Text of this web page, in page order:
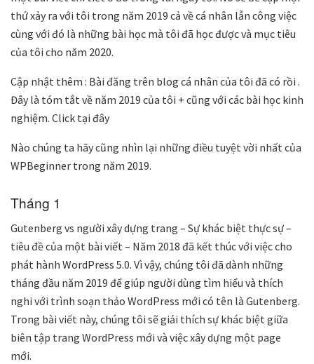
thứ xảy ra với tôi trong năm 2019 cả về cá nhân lẫn công việc
cùng với đó là những bài học mà tôi đã học được và mục tiêu
của tôi cho năm 2020.
Cập nhật thêm : Bài đăng trên blog cá nhân của tôi đã có rồi .
Đây là tóm tắt về năm 2019 của tôi + cũng với các bài học kinh
nghiệm. Click tại đây
Nào chúng ta hãy cũng nhìn lại những điều tuyệt vời nhất của
WPBeginner trong năm 2019.
Tháng 1
Gutenberg vs người xây dựng trang – Sự khác biệt thực sự –
tiêu đề của một bài viết – Năm 2018 đã kết thúc với việc cho
phát hành WordPress 5.0. Vì vậy, chúng tôi đã dành những
tháng đầu năm 2019 để giúp người dùng tìm hiểu và thích
nghi với trình soạn thảo WordPress mới có tên là Gutenberg.
Trong bài viết này, chúng tôi sẽ giải thích sự khác biệt giữa
biên tập trang WordPress mới và việc xây dựng một page
mới.